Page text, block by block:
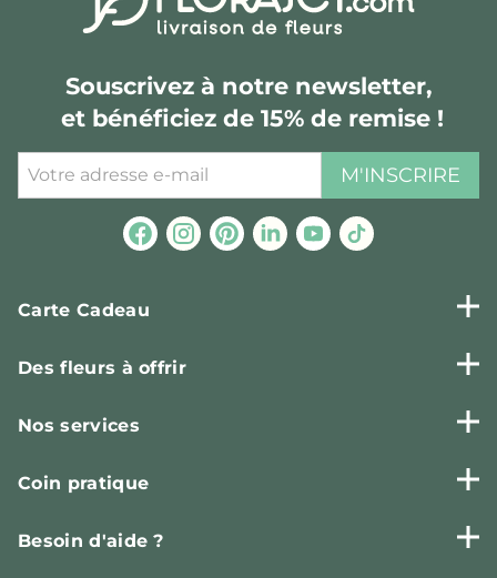
Souscrivez à notre newsletter,
et bénéficiez de 15% de remise !
M'INSCRIRE
Carte Cadeau
Des fleurs à offrir
Nos services
Coin pratique
Besoin d'aide ?